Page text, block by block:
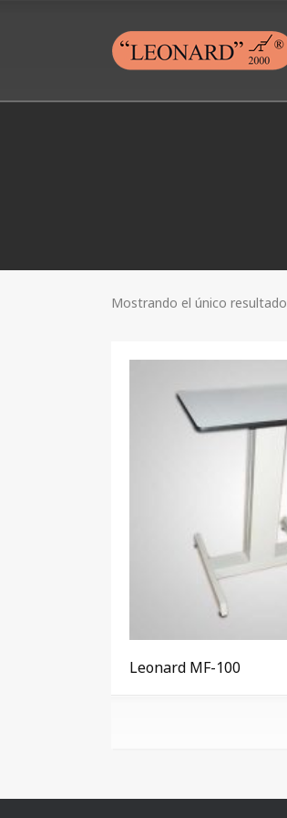
Mostrando el único resultado
Leonard MF-100